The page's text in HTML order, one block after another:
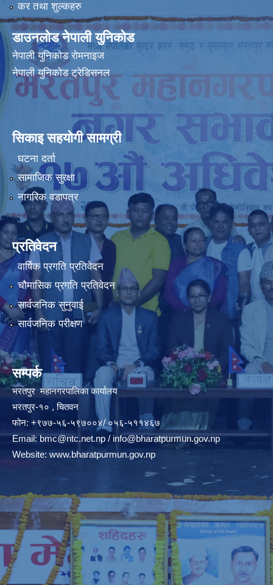
कर तथा शुल्कहरु
डाउनलोड नेपाली युनिकोड
नेपाली युनिकोड रोमनाइज
नेपाली युनिकोड ट्रेडिसनल
सिकाइ सहयोगी सामग्री
घटना दर्ता
सामाजिक सुरक्षा
नागरिक वडापत्र
प्रतिवेदन
वार्षिक प्रगति प्रतिवेदन
चौमासिक प्रगति प्रतिवेदन
सार्वजनिक सुनुवाई
सार्वजनिक परीक्षण
सम्पर्क
भरतपुर महानगरपालिका कार्यालय
भरतपुर-१० , चितवन
फोन: +९७७-५६-५९७००४/ ०५६-५११४६७
Email:bmc@ntc.net.np / info@bharatpurmun.gov.np
Website: www.bharatpurmun.gov.np